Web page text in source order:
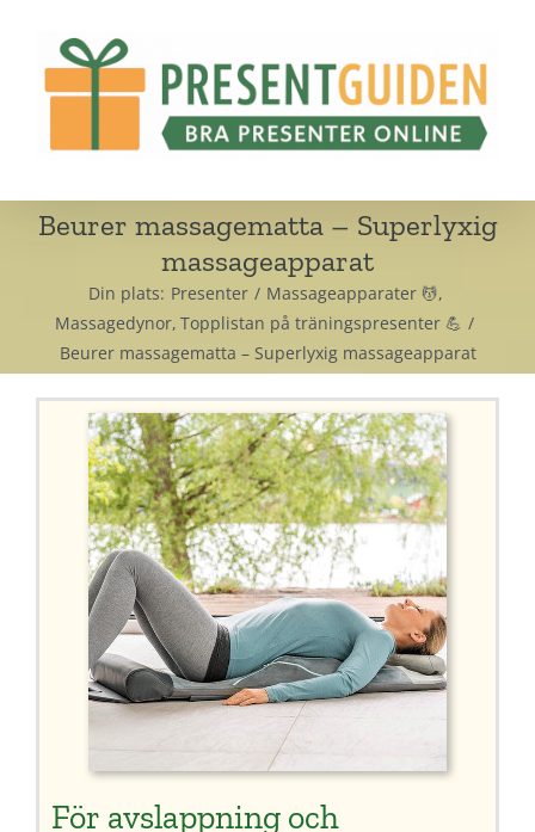
Beurer massagematta – Superlyxig
massageapparat
Din plats: Presenter
Massageapparater 💆
Massagedynor Topplistan på träningspresenter 💪
Beurer massagematta – Superlyxig massageapparat
För avslappning och